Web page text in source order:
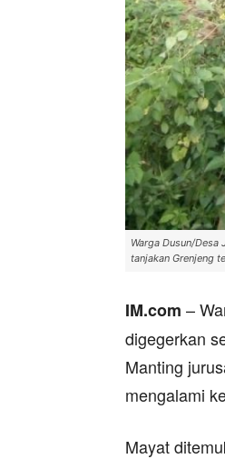
Warga Dusun/
tanjakan Grenjeng
IM.com –
digegerkan
Manting
mengalami
Mayat